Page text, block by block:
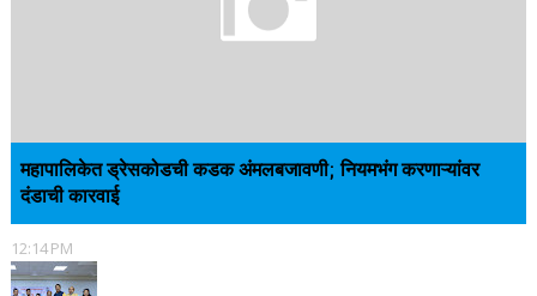
महापालिकेत ड्रेसकोडची कडक अंमलबजावणी; नियमभंग करणाऱ्यांवर
दंडाची कारवाई
12:14 PM